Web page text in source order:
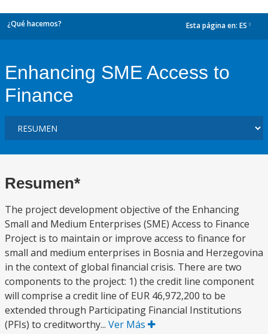
¿Qué hacemos? Esta página en: ES
Enhancing SME Access to
Finance
Resumen*
The project development objective of the Enhancing
Small and Medium Enterprises (SME) Access to Finance
Project is to maintain or improve access to finance for
small and medium enterprises in Bosnia and Herzegovina
in the context of global financial crisis. There are two
components to the project: 1) the credit line component
will comprise a credit line of EUR 46,972,200 to be
extended through Participating Financial Institutions
(PFIs) to creditworthy... Ver Más